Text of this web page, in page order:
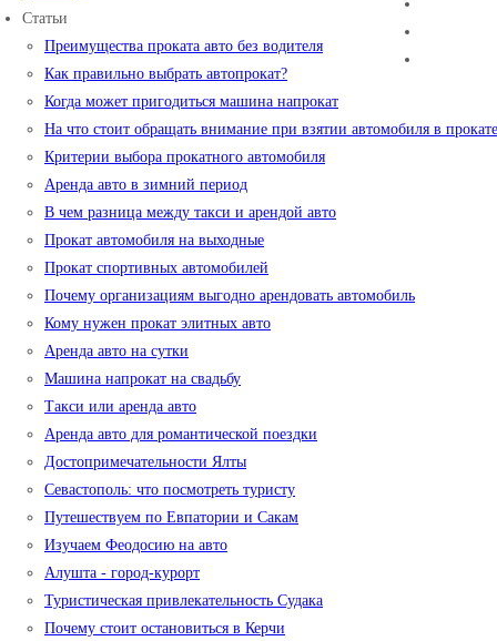
Статьи
Преимущества проката авто без водителя
Как правильно выбрать автопрокат?
Когда может пригодиться машина напрокат
На что стоит обращать внимание при взятии автомобиля в прокате
Критерии выбора прокатного автомобиля
Аренда авто в зимний период
В чем разница между такси и арендой авто
Прокат автомобиля на выходные
Прокат спортивных автомобилей
Почему организациям выгодно арендовать автомобиль
Кому нужен прокат элитных авто
Аренда авто на сутки
Машина напрокат на свадьбу
Такси или аренда авто
Аренда авто для романтической поездки
Достопримечательности Ялты
Севастополь: что посмотреть туристу
Путешествуем по Евпатории и Сакам
Изучаем Феодосию на авто
Алушта - город-курорт
Туристическая привлекательность Судака
Почему стоит остановиться в Керчи